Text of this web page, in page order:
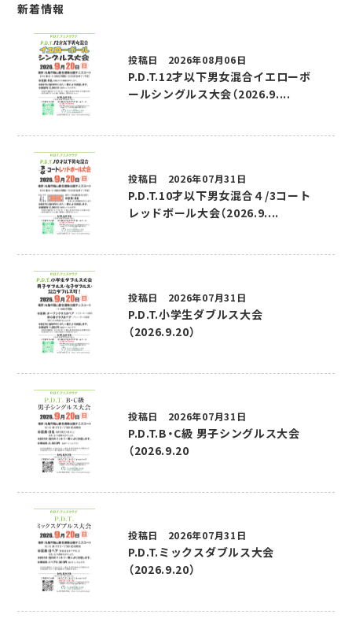
新着情報
投稿日 2026年08月06日
P.D.T.12才以下男女混合イエローボ
ールシングルス大会（2026.9....
投稿日 2026年07月31日
P.D.T.10才以下男女混合４/3コート
レッドボール大会（2026.9....
投稿日 2026年07月31日
P.D.T.小学生ダブルス大会
（2026.9.20）
投稿日 2026年07月31日
P.D.T.B・C級 男子シングルス大会
（2026.9.20
投稿日 2026年07月31日
P.D.T.ミックスダブルス大会
（2026.9.20）